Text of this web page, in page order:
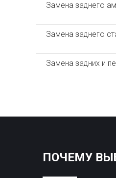
Замена заднего
Замена заднего
Замена задних и
ПОЧЕМУ